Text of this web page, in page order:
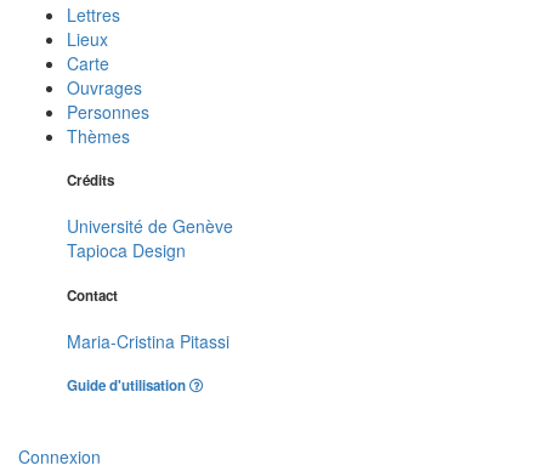
Lettres
Lieux
Carte
Ouvrages
Personnes
Thèmes
Crédits
Université de Genève
Tapioca Design
Contact
Maria-Cristina Pitassi
Guide d'utilisation
Connexion